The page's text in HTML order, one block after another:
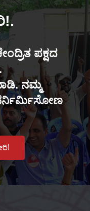
ಪಕ್ಷದ
ನಮ್ಮ